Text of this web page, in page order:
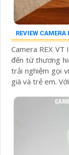
REVIEW
Camera REX VT
đến từ thương
trải nghiệm gọi
già và trẻ em.